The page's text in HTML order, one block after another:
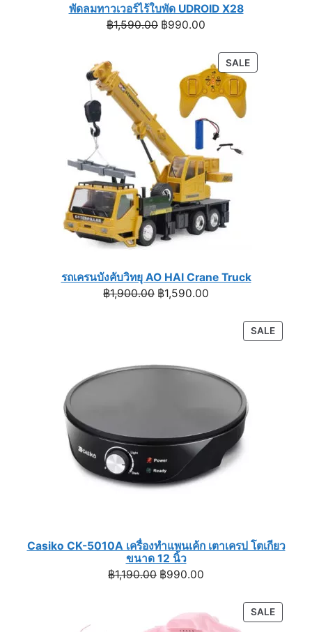
พัดลมทาวเวอร์ไร้ใบพัด UDROID X28
฿1,590.00 Original
฿1,590.00.
฿990.00
฿990.00.
SALEPRODUCT
ON
รถเครนบังคับวิทยุ AO HAI Crane Truck
฿1,900.00 Original
฿1,590.00
฿1,590.00.
SALE
ON
Casiko CK-5010A เครื่องทำแพนเค้ก เตาเครป โตเกียว
ขนาด 12 นิ้ว
฿1,190.00 Original
฿1,190.00.
฿990.00
฿990.00.
SALE
ON